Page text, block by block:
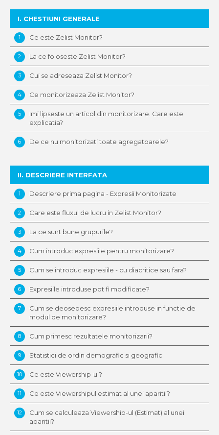
I. CHESTIUNI GENERALE
Ce este Zelist Monitor?
1
La ce foloseste Zelist Monitor?
2
Cui se adreseaza Zelist Monitor?
3
Ce monitorizeaza Zelist Monitor?
4
Imi lipseste un articol din monitorizare. Care este
explicatia?
5
De ce nu monitorizati toate agregatoarele?
6
II. DESCRIERE INTERFATA
Descriere prima pagina - Expresii Monitorizate
1
Care este fluxul de lucru in Zelist Monitor?
2
La ce sunt bune grupurile?
3
Cum introduc expresiile pentru monitorizare?
4
Cum se introduc expresiile - cu diacritice sau fara?
5
Expresiile introduse pot fi modificate?
6
Cum se deosebesc expresiile introduse in functie de
modul de monitorizare?
7
Cum primesc rezultatele monitorizarii?
8
Statistici de ordin demografic si geografic
9
Ce este Viewership-ul?
10
Ce este Viewershipul estimat al unei aparitii?
11
Cum se calculeaza Viewership-ul (Estimat) al unei
aparitii?
12